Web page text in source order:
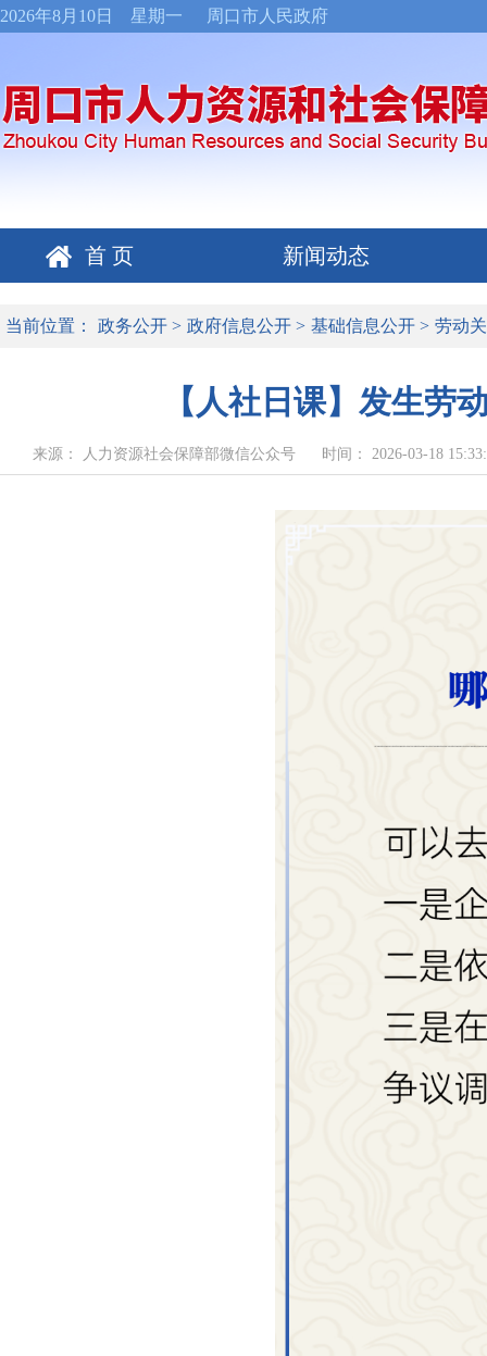
2026年8月10日 星期一 周口市人民政府
首 页 新闻动态
当前位置： 政务公开 > 政府信息公开 > 基础信息公开 > 劳动
【人社日课】发生劳
来源： 人力资源社会保障部微信公众号 时间： 2026-03-18